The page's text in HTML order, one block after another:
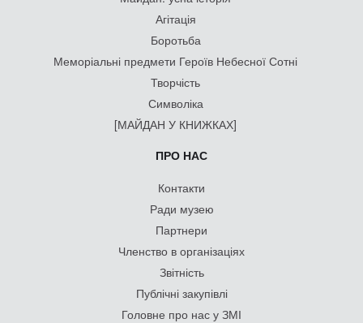
Агітація
Боротьба
Меморіальні предмети Героїв Небесної Сотні
Творчість
Символіка
[МАЙДАН У КНИЖКАХ]
ПРО НАС
Контакти
Ради музею
Партнери
Членство в організаціях
Звітність
Публічні закупівлі
Головне про нас у ЗМІ